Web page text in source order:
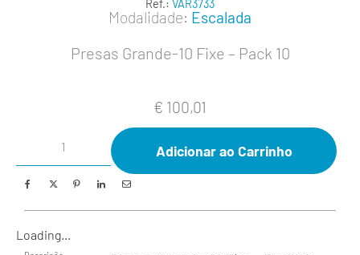
Ref.: VAR3733
Modalidade: Escalada
Presas Grande-10 Fixe – Pack 10
€ 100,01
Adicionar ao Carrinho
Loading...